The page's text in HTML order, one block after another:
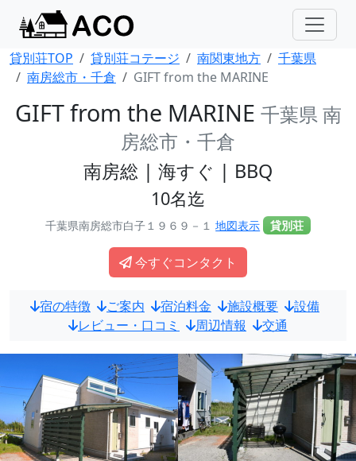
貸別荘TOP 貸別荘コテージ 南関東地方
千葉県
南房総市・千倉
GIFT from the MARINE
GIFT from the MARINE 千葉県 南
房総市・千倉
南房総 | 海すぐ | BBQ
10名迄
千葉県南房総市白子１９６９－１地図表示 貸別荘
今すぐコンタクト
宿の特徴 ご案内 宿泊料金 施設概要
設備
レビュー・口コミ
周辺情報 交通